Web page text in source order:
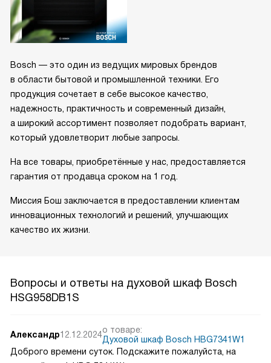
Bosch — это один из ведущих мировых брендов
в области бытовой и промышленной техники. Его
продукция сочетает в себе высокое качество,
надежность, практичность и современный дизайн,
а широкий ассортимент позволяет подобрать вариант,
который удовлетворит любые запросы.
На все товары, приобретённые у нас, предоставляется
гарантия от продавца сроком на 1 год.
Миссия Бош заключается в предоставлении клиентам
инновационных технологий и решений, улучшающих
качество их жизни.
Вопросы и ответы на духовой шкаф Bosch
HSG958DB1S
Александр12.12.2024о товаре:
Духовой шкаф Bosch HBG7341W1
Доброго времени суток. Подскажите пожалуйста, на